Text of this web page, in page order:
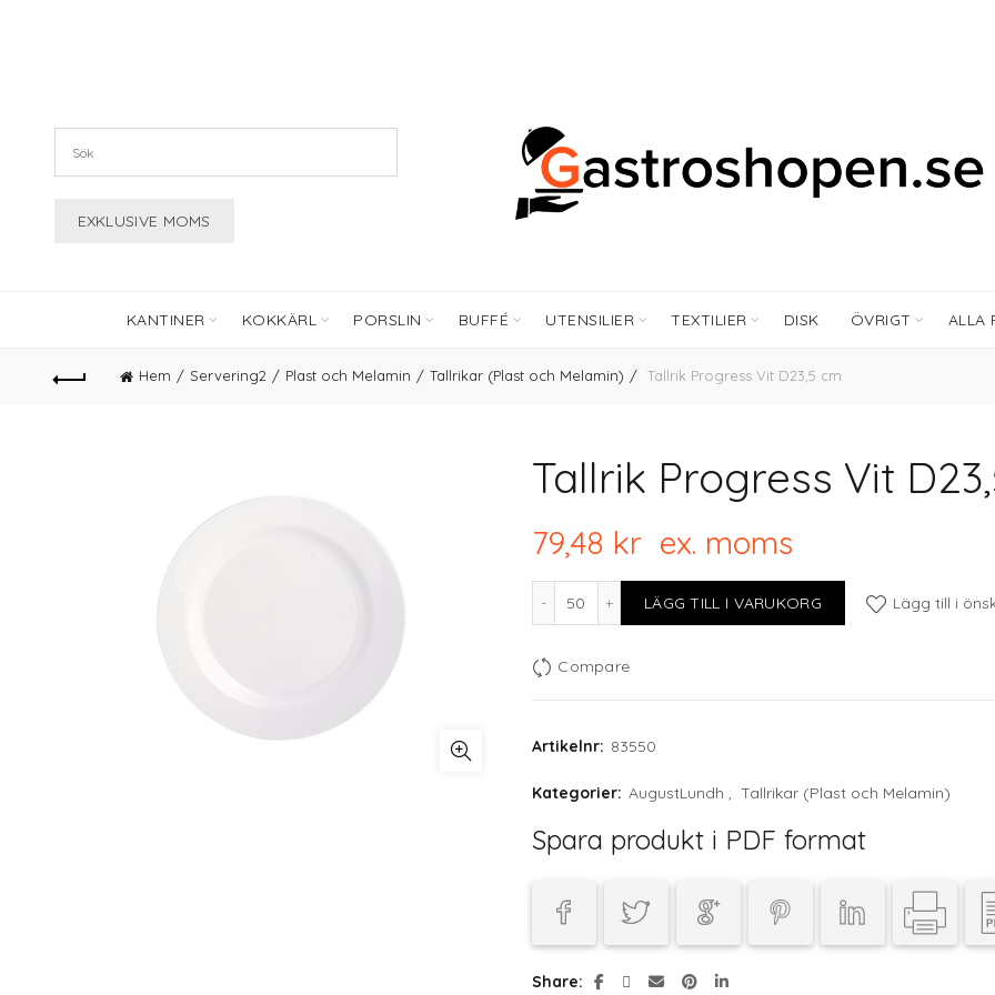
KANTINER KOKKÄRL PORSLIN BUFFÉ UTENSILIER TEXTILIER DISK ÖVRIGT ALLA
Hem Servering2 Plast och Melamin Tallrikar (Plast och Melamin) Tallrik Progress Vit D23,5 cm
Tallrik Progress Vit
79,48 kr ex. moms
Tallrik Progress Vit D23,5 cm mängd
LÄGG TILL I VARUKORG Lägg till i
Compare
Artikelnr: 83550
Kategorier: AugustLundh , Tallrikar (Plast och Melamin)
Spara produkt i PDF format
Share